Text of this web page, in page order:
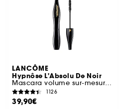
LANCÔME
Hypnôse L'Absolu De Noir
Mascara volume sur-mesure ultra noir
1126
39,90€